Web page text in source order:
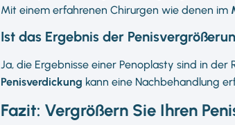
Mit einem erfahrenen Chirurgen wie denen im
Ist das Ergebnis der
Ja, die Ergebnisse einer Penoplasty sind in
Penisverdickung kann eine Nachbehandlung
Fazit: Vergrößern Sie Ihren